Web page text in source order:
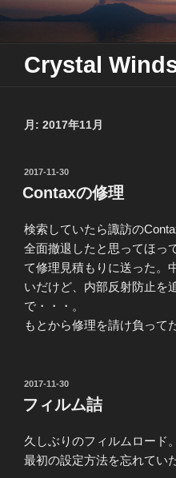
Skip
content
Crystal
月: 2017年11月
投
稿
日:
2017-11-30
Contaxの修理
検索していたら諏訪の
全面撤退したと思ってほっ
て修理見積もりに送った。
いだけど、内部反射防止を
で・・・。
もとから修理を請け負って
投
稿
日:
2017-11-30
フィルム詰
久しぶりのフィルムロード。
最初の設定方法を忘れていた